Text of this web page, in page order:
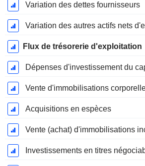
Variation des dettes fournisseurs
Variation des autres actifs nets
Flux de trésorerie d'exploitation
Dépenses d'investissement du
Vente d'immobilisations
Acquisitions en espèces
Vente (achat) d'immobilisations